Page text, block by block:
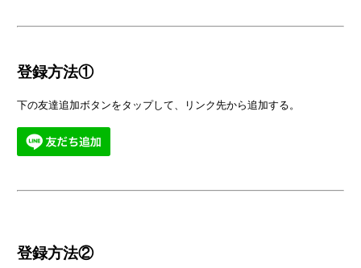
登録方法①
下の友達追加ボタンをタップして、リンク先から追加する。
登録方法②